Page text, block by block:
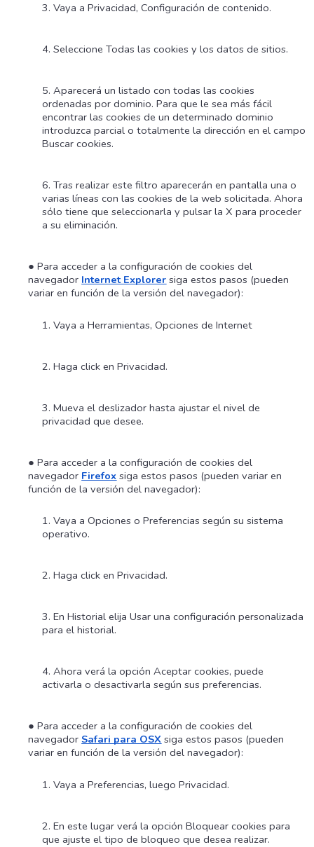
Vaya a Privacidad, Configuración de contenido.
Seleccione Todas las cookies y los datos de sitios.
Aparecerá un listado con todas las cookies
ordenadas por dominio. Para que le sea más fácil
encontrar las cookies de un determinado dominio
introduzca parcial o totalmente la dirección en el campo
Buscar cookies.
Tras realizar este filtro aparecerán en pantalla una o
varias líneas con las cookies de la web solicitada. Ahora
sólo tiene que seleccionarla y pulsar la X para proceder
a su eliminación.
Para acceder a la configuración de cookies del
navegador Internet Explorer siga estos pasos (pueden
variar en función de la versión del navegador):
Vaya a Herramientas, Opciones de Internet
Haga click en Privacidad.
Mueva el deslizador hasta ajustar el nivel de
privacidad que desee.
Para acceder a la configuración de cookies del
navegador Firefox siga estos pasos (pueden variar en
función de la versión del navegador):
Vaya a Opciones o Preferencias según su sistema
operativo.
Haga click en Privacidad.
En Historial elija Usar una configuración personalizada
para el historial.
Ahora verá la opción Aceptar cookies, puede
activarla o desactivarla según sus preferencias.
Para acceder a la configuración de cookies del
navegadorSafari para OSX siga estos pasos (pueden
variar en función de la versión del navegador):
Vaya a Preferencias, luego Privacidad.
En este lugar verá la opción Bloquear cookies para
que ajuste el tipo de bloqueo que desea realizar.